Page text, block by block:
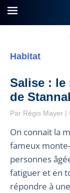
Habitat
Salise : le
de
Par Régis Mayer |
On connait la
fameux
personnes
fatiguer et en
répondre à